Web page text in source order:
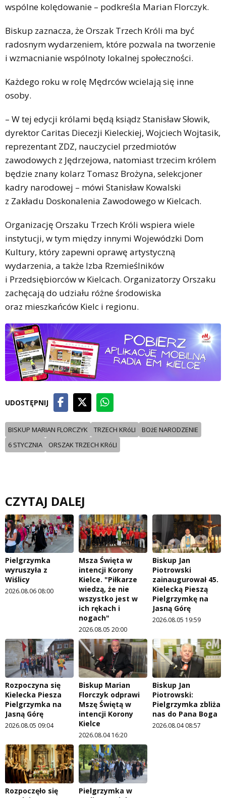
wspólne kolędowanie – podkreśla Marian Florczyk.
Biskup zaznacza, że Orszak Trzech Króli ma być
radosnym wydarzeniem, które pozwala na tworzenie
i wzmacnianie wspólnoty lokalnej społeczności.
Każdego roku w rolę Mędrców wcielają się inne
osoby.
– W tej edycji królami będą ksiądz Stanisław Słowik,
dyrektor Caritas Diecezji Kieleckiej, Wojciech Wojtasik,
reprezentant ZDZ, nauczyciel przedmiotów
zawodowych z Jędrzejowa, natomiast trzecim królem
będzie znany kolarz Tomasz Brożyna, selekcjoner
kadry narodowej – mówi Stanisław Kowalski
z Zakładu Doskonalenia Zawodowego w Kielcach.
Organizację Orszaku Trzech Króli wspiera wiele
instytucji, w tym między innymi Wojewódzki Dom
Kultury, który zapewni oprawę artystyczną
wydarzenia, a także Izba Rzemieślników
i Przedsiębiorców w Kielcach. Organizatorzy Orszaku
zachęcają do udziału różne środowiska
oraz mieszkańców Kielc i regionu.
UDOSTĘPNIJ
BISKUP MARIAN FLORCZYK TRZECH KRóLI
BOżE NARODZENIE
6 STYCZNIA
ORSZAK TRZECH KRóLI
CZYTAJ DALEJ
Pielgrzymka
wyruszyła z
Wiślicy
2026.08.06 08:00
Msza Święta w
intencji Korony
Kielce. "Piłkarze
wiedzą, że nie
wszystko jest w
ich rękach i
nogach"
2026.08.05 20:00
Biskup Jan
Piotrowski
zainaugurował 45.
Kielecką Pieszą
Pielgrzymkę na
Jasną Górę
2026.08.05 19:59
Rozpoczyna się
Kielecka Piesza
Pielgrzymka na
Jasną Górę
2026.08.05 09:04
Biskup Marian
Florczyk odprawi
Mszę Świętą w
intencji Korony
Kielce
2026.08.04 16:20
Biskup Jan
Piotrowski:
Pielgrzymka zbliża
nas do Pana Boga
2026.08.04 08:57
Rozpoczęło się
Pielgrzymka w